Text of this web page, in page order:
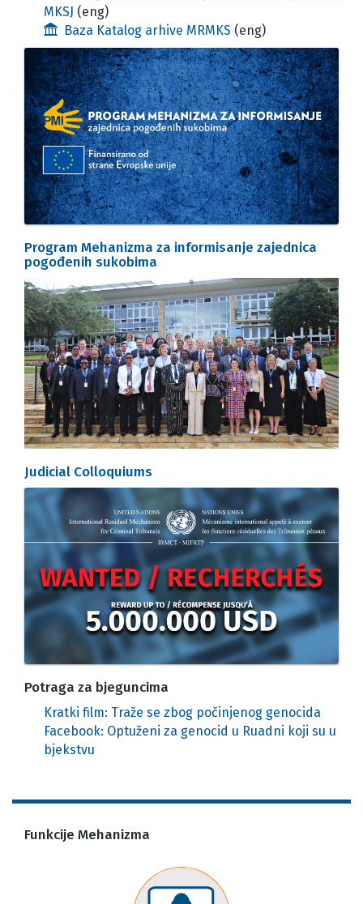
MKSJ (eng)
Baza Katalog arhive MRMKS (eng)
Program Mehanizma za informisanje zajednica
pogođenih sukobima
Judicial Colloquiums
Potraga za bjeguncima
Kratki film: Traže se zbog počinjenog genocida
Facebook: Optuženi za genocid u Ruadni koji su u
bjekstvu
Funkcije Mehanizma